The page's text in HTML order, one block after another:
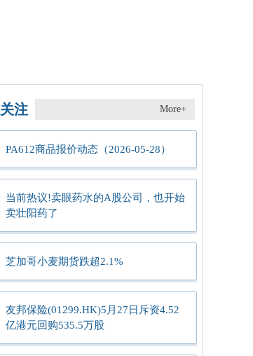
关注 More+
PA612商品报价动态（2026-05-28）
当前热议!卖眼药水的A股公司，也开始
卖壮阳药了
芝加哥小麦期货跌超2.1%
友邦保险(01299.HK)5月27日斥资4.52
亿港元回购535.5万股